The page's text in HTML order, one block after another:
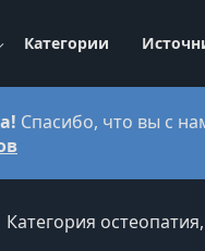
Категории
Спасибо, что вы с
Категория